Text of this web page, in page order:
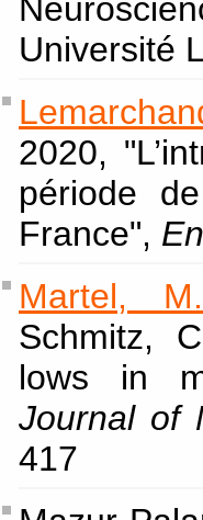
Université
2020,
période
France",
Martel, M.
Schmitz,
lows in
Journal of
417